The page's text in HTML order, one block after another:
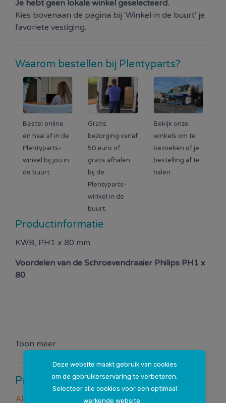
Deze website maakt gebruik van cookies
om de gebruikerservaring te verbeteren.
Selecteer alle cookies voor een optimaal
werkende website.
Je hebt geen lokale winkel geselecteerd.
Kies bovenaan de pagina bij 'Winkel in de buurt' je
favoriete vestiging.
Waarom bestellen bij Plentyparts?
Bestel online
en haal af in de
Plentyparts-
winkel bij jou in
de buurt.
Gratis
bezorging vanaf
50 euro of
gratis afhalen
bij de
Plentyparts-
winkel in de
buurt.
Bekijk onze
winkels om te
bezoeken of je
bestelling af te
halen.
Productinformatie
KWB, PH1 x 80 mm
Voordelen van de Schroevendraaier Philips PH1 x
80
Toon meer
Productspecificaties
Algemeen